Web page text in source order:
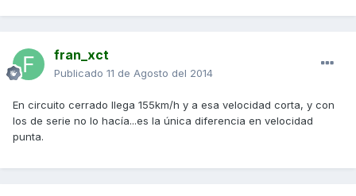
fran_xct
Publicado 11 de Agosto del 2014
En circuito cerrado llega 155km/h y a esa velocidad corta, y con
los de serie no lo hacía...es la única diferencia en velocidad
punta.